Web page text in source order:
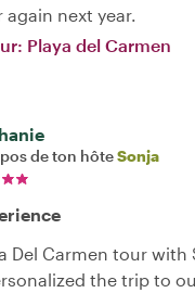
next year.
Playa del Carmen
de ton hôteSonja
Del Carmen tour with
the trip to